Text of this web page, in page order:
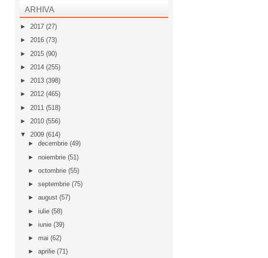
ARHIVA
► 2017 (27)
► 2016 (73)
► 2015 (90)
► 2014 (255)
► 2013 (398)
► 2012 (465)
► 2011 (518)
► 2010 (556)
▼ 2009 (614)
► decembrie (49)
► noiembrie (51)
► octombrie (55)
► septembrie (75)
► august (57)
► iulie (58)
► iunie (39)
► mai (62)
► aprilie (71)